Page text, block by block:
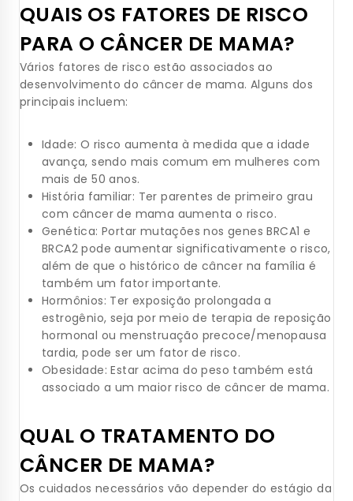
QUAIS OS FATORES DE RISCO
PARA O CÂNCER DE MAMA?
Vários fatores de risco estão associados ao
desenvolvimento do câncer de mama. Alguns dos
principais incluem:
Idade: O risco aumenta à medida que a idade
avança, sendo mais comum em mulheres com
mais de 50 anos.
História familiar: Ter parentes de primeiro grau
com câncer de mama aumenta o risco.
Genética: Portar mutações nos genes BRCA1 e
BRCA2 pode aumentar significativamente o risco,
além de que o histórico de câncer na família é
também um fator importante.
Hormônios: Ter exposição prolongada a
estrogênio, seja por meio de terapia de reposição
hormonal ou menstruação precoce/menopausa
tardia, pode ser um fator de risco.
Obesidade: Estar acima do peso também está
associado a um maior risco de câncer de mama.
QUAL O TRATAMENTO DO
CÂNCER DE MAMA?
Os cuidados necessários vão depender do estágio da